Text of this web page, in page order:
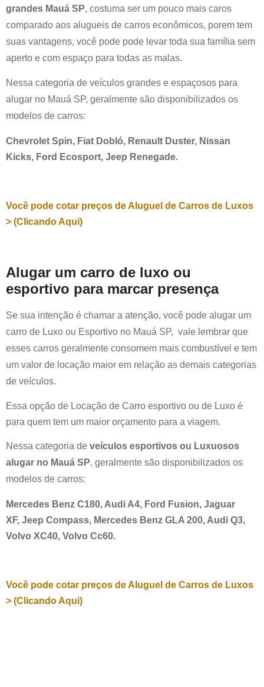
grandes Mauá SP, costuma ser um pouco mais caros
comparado aos alugueis de carros econômicos, porem tem
suas vantagens, você pode pode levar toda sua família sem
aperto e com espaço para todas as malas.
Nessa categoria de veículos grandes e espaçosos para
alugar no Mauá SP, geralmente são disponibilizados os
modelos de carros:
Chevrolet Spin, Fiat Dobló, Renault Duster, Nissan
Kicks, Ford Ecosport, Jeep Renegade.
Você pode cotar preços de Aluguel de Carros de Luxos
> (Clicando Aqui)
Alugar um carro de luxo ou
esportivo para marcar presença
Se sua intenção é chamar a atenção, você pode alugar um
carro de Luxo ou Esportivo no Mauá SP, vale lembrar que
esses carros geralmente consomem mais combustível e tem
um valor de locação maior em relação as demais categorias
de veículos.
Essa opção de Locação de Carro esportivo ou de Luxo é
para quem tem um maior orçamento para a viagem.
Nessa categoria de veículos esportivos ou Luxuosos
alugar no Mauá SP, geralmente são disponibilizados os
modelos de carros:
Mercedes Benz C180, Audi A4, Ford Fusion, Jaguar
XF, Jeep Compass, Mercedes Benz GLA 200, Audi Q3,
Volvo XC40, Volvo Cc60.
Você pode cotar preços de Aluguel de Carros de Luxos
> (Clicando Aqui)